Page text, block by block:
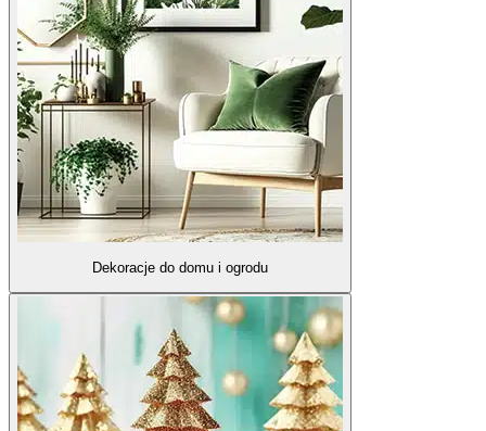
Dekoracje do domu i ogrodu